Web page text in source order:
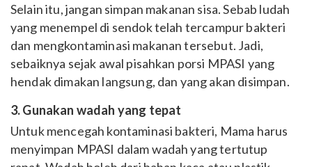
Selain itu, jangan simpan makanan sisa. Sebab ludah
yang menempel di sendok telah tercampur bakteri
dan mengkontaminasi makanan tersebut. Jadi,
sebaiknya sejak awal pisahkan porsi MPASI yang
hendak dimakan langsung, dan yang akan disimpan.
3. Gunakan wadah yang tepat
Untuk mencegah kontaminasi bakteri, Mama harus
menyimpan MPASI dalam wadah yang tertutup